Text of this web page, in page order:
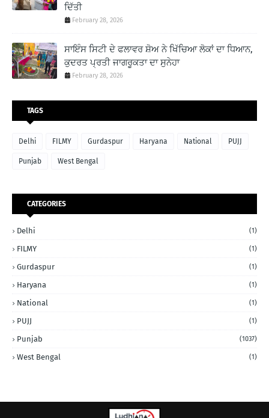
ਦਿੱਤੀ
February 28, 2026
ਸਾਇੰਸ ਸਿਟੀ ਦੇ ਫਲਾਵਰ ਸ਼ੋਅ ਨੇ ਖਿੱਚਿਆ ਲੋਕਾਂ ਦਾ ਧਿਆਨ,
ਕੁਦਰਤ ਪ੍ਰਤੀ ਜਾਗਰੂਕਤਾ ਦਾ ਸੁਨੇਹਾ
February 28, 2026
TAGS
Delhi FILMY Gurdaspur Haryana National PUJJ
Punjab West Bengal
CATEGORIES
Delhi (1)
FILMY (1)
Gurdaspur (1)
Haryana (1)
National (1)
PUJJ (1)
Punjab (1037)
West Bengal (1)